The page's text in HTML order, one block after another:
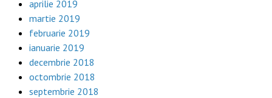
aprilie 2019
martie 2019
februarie 2019
ianuarie 2019
decembrie 2018
octombrie 2018
septembrie 2018